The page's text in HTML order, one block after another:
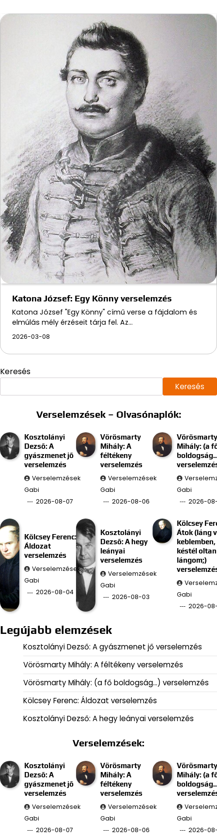
Katona József: Egy Könny verselemzés
Katona József "Egy Könny" című verse a fájdalom és
elmúlás mély érzéseit tárja fel. Az…
2026-03-08
Keresés
Keresés
Verselemzések – Olvasónaplók:
Kosztolányi
Dezső: A
gyászmenet jő
verselemzés
Verselemzések
Gabi
2026-08-07
Vörösmarty
Mihály: A
féltékeny
verselemzés
Verselemzések
Gabi
2026-08-06
Vörösmarty
Mihály: (a
Gabi
2026-
Kölcsey Ferenc:
Áldozat
verselemzés
Verselemzések
Gabi
2026-08-04
Kosztolányi
Dezső: A hegy
leányai
verselemzés
Verselemzések
Gabi
2026-08-03
Kölcsey
Átok (láng
keblemben,
késtél
lángom;)
Gabi
2026-
Legújabb elemzések
Kosztolányi Dezső: A gyászmenet jő verselemzés
Vörösmarty Mihály: A féltékeny verselemzés
Vörösmarty Mihály: (a fő boldogság…) verselemzés
Kölcsey Ferenc: Áldozat verselemzés
Kosztolányi Dezső: A hegy leányai verselemzés
Verselemzések:
Kosztolányi
Dezső: A
gyászmenet jő
verselemzés
Verselemzések
Gabi
2026-08-07
Vörösmarty
Mihály: A
féltékeny
verselemzés
Verselemzések
Gabi
2026-08-06
Vörösmarty
Mihály: (a
Gabi
2026-